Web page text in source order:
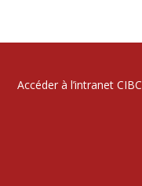
Accéder à l’intranet CIBC